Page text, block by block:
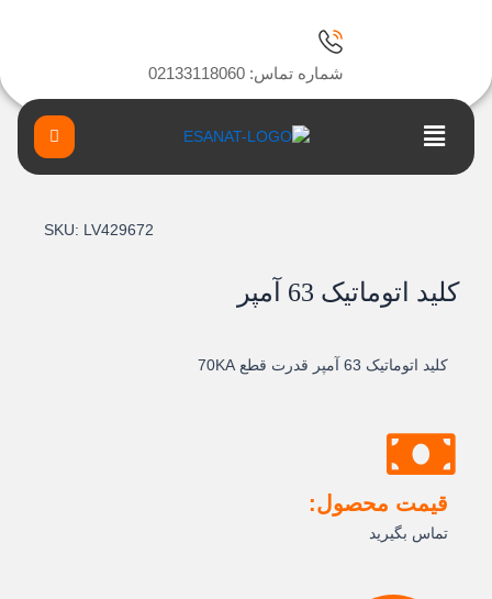
شماره تماس: 02133118060
Main
Menu
SKU: LV429672
کلید اتوماتیک 63 آمپر
کلید اتوماتیک 63 آمپر قدرت قطع 70KA
قیمت محصول:
تماس بگیرید